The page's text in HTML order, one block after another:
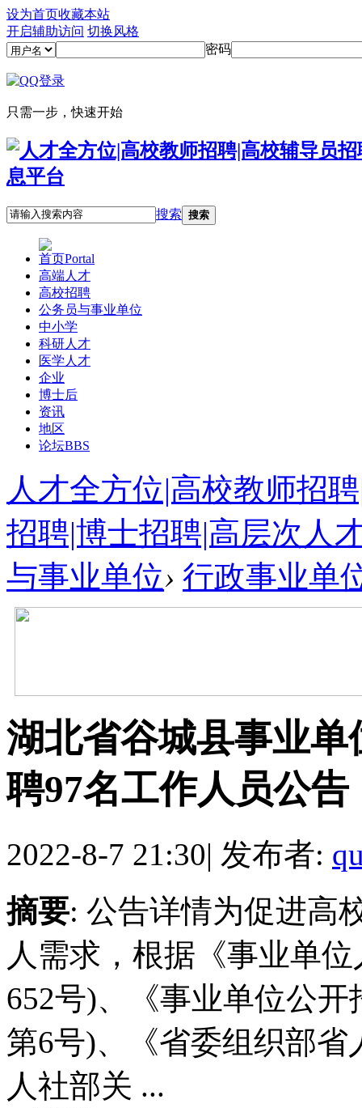
设为首页收藏本站
开启辅助访问 切换风格
密码
只需一步，快速开始
搜索 搜索
首页Portal
高端人才
高校招聘
公务员与事业单位
中小学
科研人才
医学人才
企业
博士后
资讯
地区
论坛BBS
人才全方位|高校教师招
招聘|博士招聘|高层次人
与事业单位› 行政事业单
湖北省谷城县事业单
聘97名工作人员公告
2022-8-7 21:30| 发布者:
摘要: 公告详情为促进高
人需求，根据《事业单
652号)、《事业单位公
第6号)、《省委组织部
人社部关 ...